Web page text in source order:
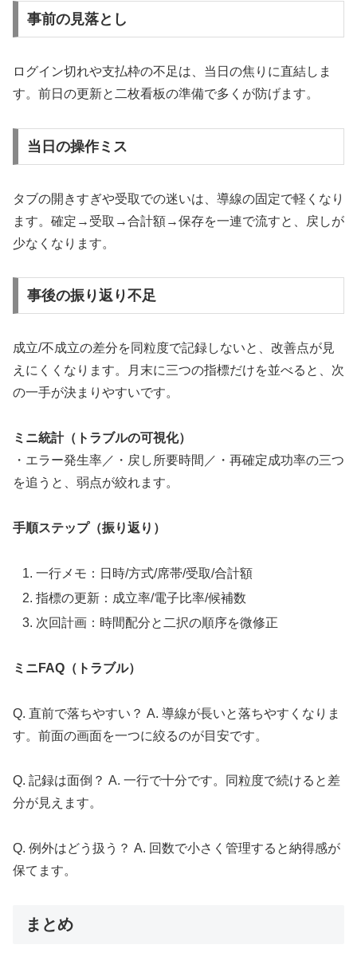
事前の見落とし
ログイン切れや支払枠の不足は、当日の焦りに直結しま
す。前日の更新と二枚看板の準備で多くが防げます。
当日の操作ミス
タブの開きすぎや受取での迷いは、導線の固定で軽くなり
ます。確定→受取→合計額→保存を一連で流すと、戻しが
少なくなります。
事後の振り返り不足
成立/不成立の差分を同粒度で記録しないと、改善点が見
えにくくなります。月末に三つの指標だけを並べると、次
の一手が決まりやすいです。
ミニ統計（トラブルの可視化）
・エラー発生率／・戻し所要時間／・再確定成功率の三つ
を追うと、弱点が絞れます。
手順ステップ（振り返り）
一行メモ：日時/方式/席帯/受取/合計額
指標の更新：成立率/電子比率/候補数
次回計画：時間配分と二択の順序を微修正
ミニFAQ（トラブル）
Q. 直前で落ちやすい？ A. 導線が長いと落ちやすくなりま
す。前面の画面を一つに絞るのが目安です。
Q. 記録は面倒？ A. 一行で十分です。同粒度で続けると差
分が見えます。
Q. 例外はどう扱う？ A. 回数で小さく管理すると納得感が
保てます。
まとめ